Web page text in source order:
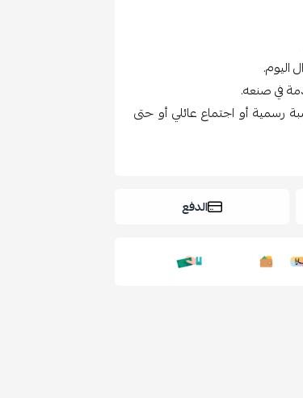
اليوم.
في صنعه.
رسمية أو اجتماع عائلي أو حتى
الدفع